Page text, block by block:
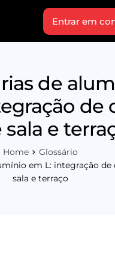
Entrar em
de
de
e
Home
Glossário
em L: integração
sala e terraço